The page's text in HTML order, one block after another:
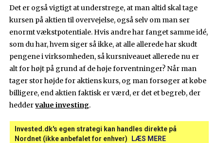
Det er også vigtigt at understrege, at man altid skal tage
kursen på aktien til overvejelse, også selv om man ser
enormt vækstpotentiale. Hvis andre har fanget samme idé,
som du har, hvem siger så ikke, at alle allerede har skudt
pengene i virksomheden, så kursniveauet allerede nu er
alt for højt på grund af de høje forventninger? Når man
tager stor højde for aktiens kurs, og man forsøger at købe
billigere, end aktien faktisk er værd, er det et begreb, der
heddervalue investing.
Invested.dk's egen strategi kan handles direkte på
Nordnet (ikke anbefalet for enhver)
LÆS MERE